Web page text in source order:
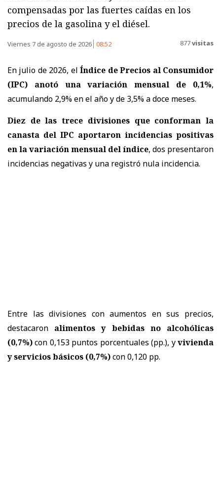
compensadas por las fuertes caídas en los
precios de la gasolina y el diésel.
Viernes 7 de agosto de 2026 08:52 877visitas
En julio de 2026, elÍndice de Precios al Consumidor
(IPC) anotó una variación mensual de 0,1%,
acumulando 2,9% en el año y de 3,5% a doce meses.
Diez de las trece divisiones que conforman la
canasta del IPC aportaron incidencias positivas
en la variación mensual del índice, dos presentaron
incidencias negativas y una registró nula incidencia.
Entre las divisiones con aumentos en sus precios,
destacaron alimentos y bebidas no alcohólicas
(0,7%)con 0,153 puntos porcentuales (pp.), yvivienda
y servicios básicos (0,7%)con 0,120 pp.